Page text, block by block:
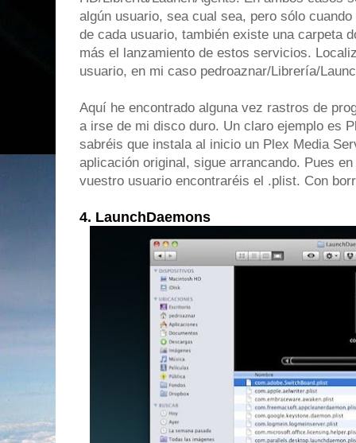
algún usuario, sea cual sea, pero sólo
de cada usuario, también existe una carpeta
más el lanzamiento de estos servicios.
usuario, en mi caso pedroaznar/Librería/
Aquí he encontrado alguna vez rastros de
a irse de mi disco duro. Un claro ejemplo es
sabréis que instala al inicio un Plex Media
aplicación original, sigue arrancando. Pues
vuestro usuario encontraréis el .plist. Con
4. LaunchDaemons